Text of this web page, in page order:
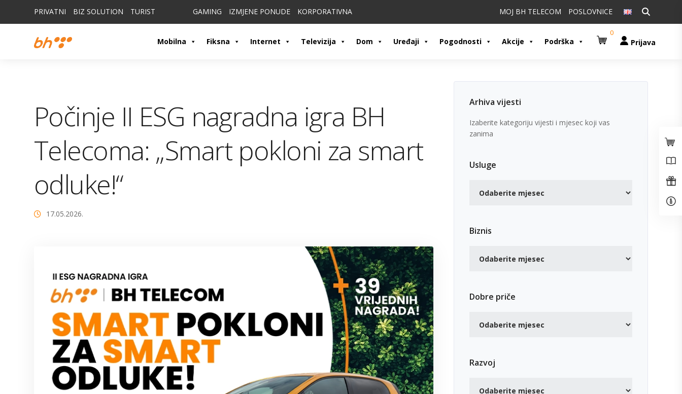
PRIVATNI BIZ SOLUTION TURIST GAMING IZMJENE PONUDE KORPORATIVNA Pretraži:
MOJ BH TELECOM POSLOVNICE
Mobilna Fiksna Internet Televizija Dom Uređaji Pogodnosti Akcije Podrška
0
Prijava
Počinje II ESG nagradna igra BH
Telecoma: „Smart pokloni za smart
odluke!“
17.05.2026.
Arhiva vijesti
Izaberite kategoriju vijesti i mjesec koji vas
zanima
Usluge
Biznis
Dobre priče
Razvoj